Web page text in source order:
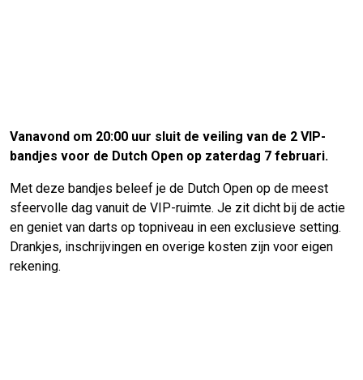
Vanavond om 20:00 uur sluit de veiling van de 2 VIP-
bandjes voor de Dutch Open op zaterdag 7 februari.
Met deze bandjes beleef je de Dutch Open op de meest
sfeervolle dag vanuit de VIP-ruimte. Je zit dicht bij de actie
en geniet van darts op topniveau in een exclusieve setting.
Drankjes, inschrijvingen en overige kosten zijn voor eigen
rekening.